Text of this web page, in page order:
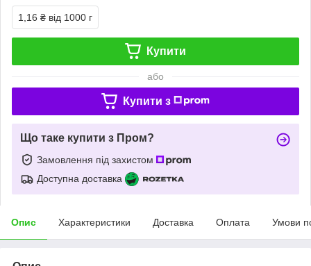
1,16 ₴ від 1000 г
Купити
або
Купити з
Що таке купити з Пром?
Замовлення під захистом
Доступна доставка
Опис Характеристики Доставка Оплата Умови